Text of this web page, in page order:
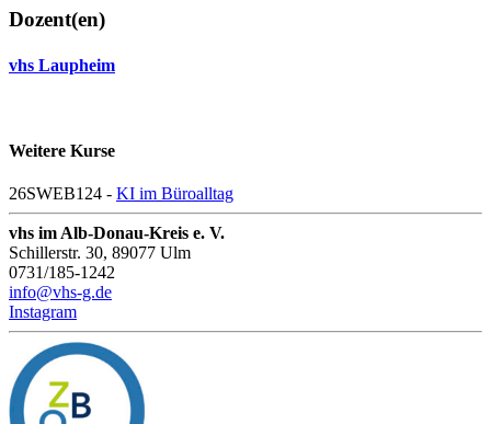
Dozent(en)
vhs Laupheim
Weitere Kurse
26SWEB124 - KI im Büroalltag
vhs im Alb-Donau-Kreis e. V.
Schillerstr. 30, 89077 Ulm
0731/185-1242
info@vhs-g.de
Instagram